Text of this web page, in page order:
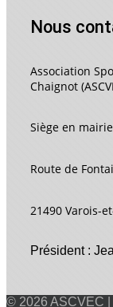
Nous
Association
Chaignot
Siège en mairie
Route de
21490 Varois-
Président :
© 2026 ASCVEC |